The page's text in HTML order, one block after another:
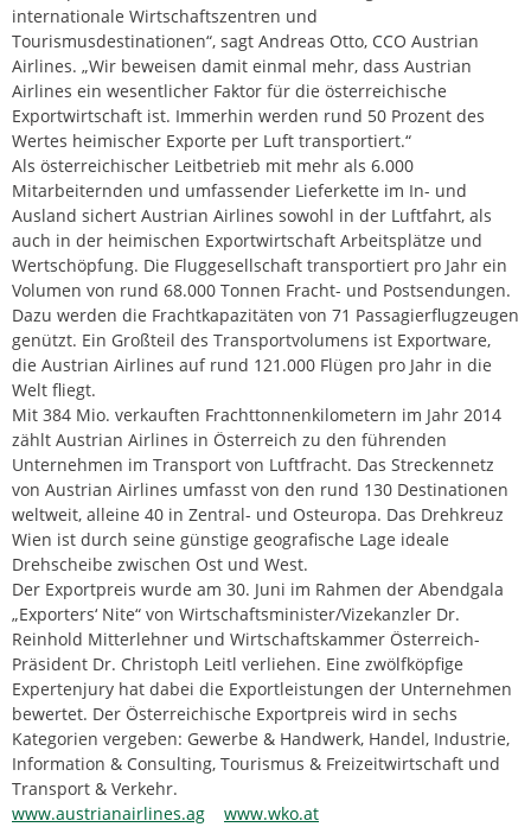
internationale Wirtschaftszentren und
Tourismusdestinationen“, sagt Andreas Otto, CCO Austrian
Airlines. „Wir beweisen damit einmal mehr, dass Austrian
Airlines ein wesentlicher Faktor für die österreichische
Exportwirtschaft ist. Immerhin werden rund 50 Prozent des
Wertes heimischer Exporte per Luft transportiert.“
Als österreichischer Leitbetrieb mit mehr als 6.000
Mitarbeiternden und umfassender Lieferkette im In- und
Ausland sichert Austrian Airlines sowohl in der Luftfahrt, als
auch in der heimischen Exportwirtschaft Arbeitsplätze und
Wertschöpfung. Die Fluggesellschaft transportiert pro Jahr ein
Volumen von rund 68.000 Tonnen Fracht- und Postsendungen.
Dazu werden die Frachtkapazitäten von 71 Passagierflugzeugen
genützt. Ein Großteil des Transportvolumens ist Exportware,
die Austrian Airlines auf rund 121.000 Flügen pro Jahr in die
Welt fliegt.
Mit 384 Mio. verkauften Frachttonnenkilometern im Jahr 2014
zählt Austrian Airlines in Österreich zu den führenden
Unternehmen im Transport von Luftfracht. Das Streckennetz
von Austrian Airlines umfasst von den rund 130 Destinationen
weltweit, alleine 40 in Zentral- und Osteuropa. Das Drehkreuz
Wien ist durch seine günstige geografische Lage ideale
Drehscheibe zwischen Ost und West.
Der Exportpreis wurde am 30. Juni im Rahmen der Abendgala
„Exporters‘ Nite“ von Wirtschaftsminister/Vizekanzler Dr.
Reinhold Mitterlehner und Wirtschaftskammer Österreich-
Präsident Dr. Christoph Leitl verliehen. Eine zwölfköpfige
Expertenjury hat dabei die Exportleistungen der Unternehmen
bewertet. Der Österreichische Exportpreis wird in sechs
Kategorien vergeben: Gewerbe & Handwerk, Handel, Industrie,
Information & Consulting, Tourismus & Freizeitwirtschaft und
Transport & Verkehr.
www.austrianairlines.ag
www.wko.at